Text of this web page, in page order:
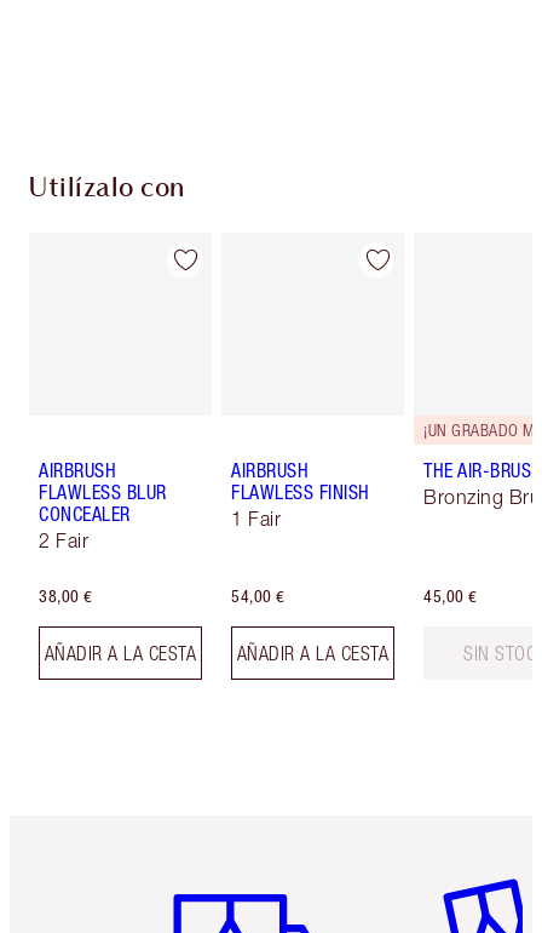
Utilízalo con
AIRBRUSH
FLAWLESS BLUR
CONCEALER
2 Fair
38,00 €
AÑADIR A LA CESTA
AIRBRUSH
FLAWLESS FINISH
1 Fair
54,00 €
AÑADIR A LA CESTA
THE AIR-BRUSH
Bronzing
45,00 €
SIN